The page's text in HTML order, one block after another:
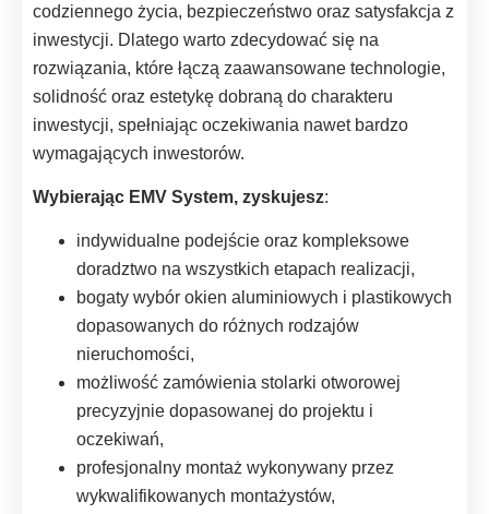
codziennego życia, bezpieczeństwo oraz satysfakcja z
inwestycji. Dlatego warto zdecydować się na
rozwiązania, które łączą zaawansowane technologie,
solidność oraz estetykę dobraną do charakteru
inwestycji, spełniając oczekiwania nawet bardzo
wymagających inwestorów.
Wybierając EMV System, zyskujesz:
indywidualne podejście oraz kompleksowe
doradztwo na wszystkich etapach realizacji,
bogaty wybór okien aluminiowych i plastikowych
dopasowanych do różnych rodzajów
nieruchomości,
możliwość zamówienia stolarki otworowej
precyzyjnie dopasowanej do projektu i
oczekiwań,
profesjonalny montaż wykonywany przez
wykwalifikowanych montażystów,